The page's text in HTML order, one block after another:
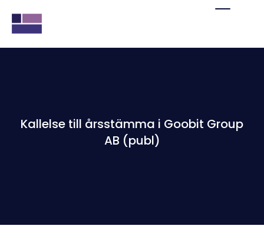
Kallelse till årsstämma i Goobit Group
AB (publ)